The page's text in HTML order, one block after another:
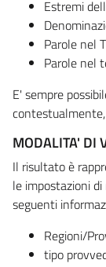
Estremi
Parole nel
Parole nel
E' sempre
MODALITA' DI
Il risultato è
le impostazioni
seguenti
Regioni/
tipo